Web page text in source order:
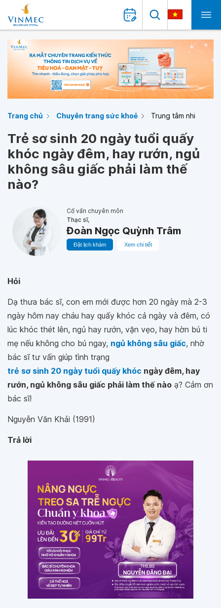
Trang chủ Chuyên trang sức khoẻ Trung tâm nhi
Trẻ sơ sinh 20 ngày tuổi quấy
khóc ngày đêm, hay rướn, ngủ
không sâu giấc phải làm thế
nào?
Cố vấn chuyên môn
Thạc sĩ,
Đoàn Ngọc Quỳnh Trâm
Đặt lịch khám Xem chi tiết
Hỏi
Dạ thưa bác sĩ, con em mới được hơn 20 ngày mà 2-3
ngày hôm nay cháu hay quấy khóc cả ngày và đêm, có
lúc khóc thét lên, ngủ hay rướn, vặn vẹo, hay hờn bú ti
mẹ nếu không cho bú ngay, ngủ không sâu giấc, nhờ
bác sĩ tư vấn giúp tình trạng
trẻ sơ sinh 20 ngày tuổi quấy khóc ngày đêm, hay
rướn, ngủ không sâu giấc phải làm thế nào ạ? Cảm ơn
bác sĩ!
Nguyễn Văn Khải (1991)
Trả lời